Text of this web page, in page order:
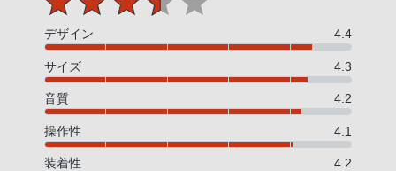
デザイン 4.4
サイズ 4.3
音質 4.2
操作性 4.1
装着性 4.2